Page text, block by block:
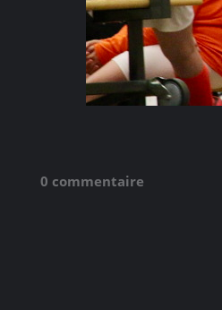
0 commentaire